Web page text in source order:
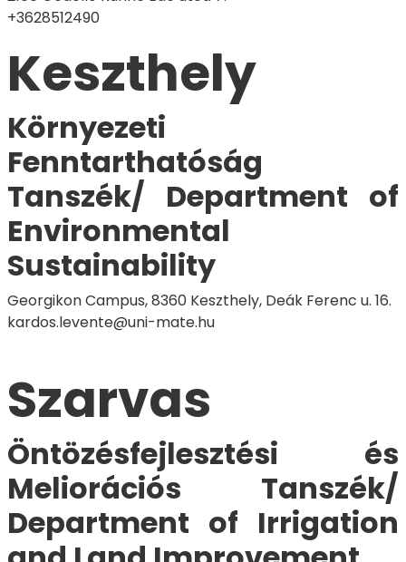
+3628512490
Keszthely
Környezeti
Fenntarthatóság
Tanszék/ Department of
Environmental
Sustainability
Georgikon Campus, 8360 Keszthely, Deák Ferenc u. 16.
kardos.levente@uni-mate.hu
Szarvas
Öntözésfejlesztési és
Meliorációs Tanszék/
Department of Irrigation